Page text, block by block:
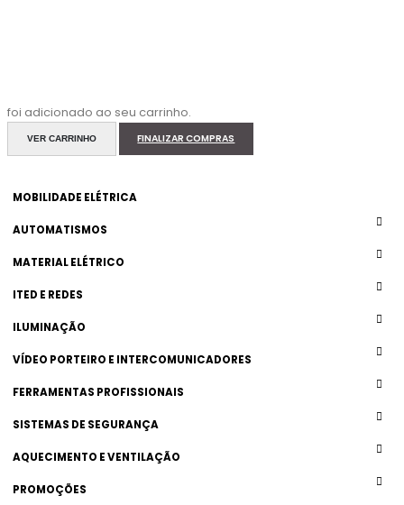
foi adicionado ao seu carrinho.
VER CARRINHO FINALIZAR COMPRAS
MOBILIDADE ELÉTRICA
AUTOMATISMOS
MATERIAL ELÉTRICO
ITED E REDES
ILUMINAÇÃO
VÍDEO PORTEIRO E INTERCOMUNICADORES
FERRAMENTAS PROFISSIONAIS
SISTEMAS DE SEGURANÇA
AQUECIMENTO E VENTILAÇÃO
PROMOÇÕES